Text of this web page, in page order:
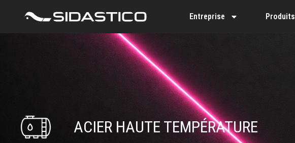
Entreprise Produits
ACIER HAUTE TEMPÉRATURE